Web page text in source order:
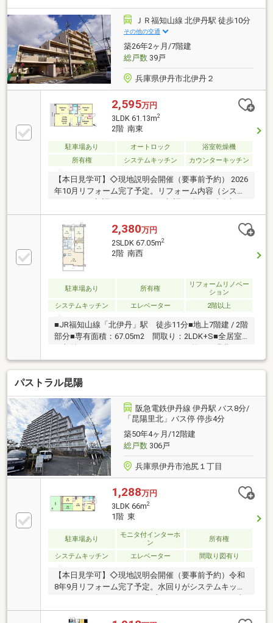
ＪＲ福知山線 北伊丹駅 徒歩10分
その他の交通
築26年2ヶ月/7階建
総戸数39戸
兵庫県伊丹市北伊丹２
2,595万円
3LDK 61.13m2
2階 南東
駐車場あり オートロック
浴室乾燥機
所有権
システムキッチン カウンターキッチン
【本日見学可】◇現地説明会開催（要事前予約） 2026
年10月リフォーム完了予定。リフォーム内容（システ
調、トイレ新調、クロス張替、フローリング張替な
ど）
2,380万円
2SLDK 67.05m2
2階 南西
駐車場あり 所有権
リフォームリノベー
ション
システムキッチン
エレベーター 2階以上
■JR福知山線「北伊丹」駅 徒歩11分■地上7階建 / 2階
部分■専有面積：67.05m2 間取り：2LDK+S■全居室
公園があります■横型リビングなので 開放的な空間
が広がっております■各お部屋に収納が用意されてい
るので、 様々なものをすっきりと収納いただけま
す。■南向きバルコニー【2026年4月室内リフォーム完
了】■クロス貼替■フローリング貼替■システムキッチ
ン交換■和室→洋室に変更■ユニットバス交換■洗面化
粧台交換■洗濯パン交換■トイレ交換■建具交換・一部
塗装■クローゼット新調
パストラル昆陽
阪急電鉄伊丹線 伊丹駅 バス8分/
「昆陽里北」バス停 停歩4分
築50年4ヶ月/12階建
総戸数306戸
兵庫県伊丹市池尻１丁目
1,288万円
3LDK 66m2
1階 東
駐車場あり
モニタ付インターホ
ン
所有権
システムキッチン エレベーター 間取り図有り
【本日見学可】◇現地説明会開催（要事前予約）令和
8年9月リフォーム完了予定。水回りがシステムキッチ
体・ウォシュレットまですべて新品に交換されます。